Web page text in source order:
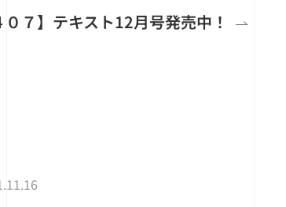
７】テキスト12月号発売中！